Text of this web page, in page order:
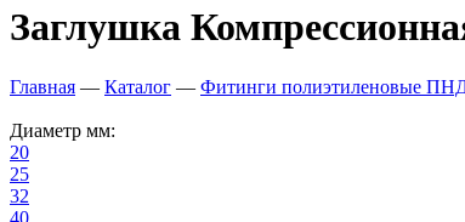
Заглушка
Главная — Каталог — Фитинги полиэтиленовые
Диаметр мм:
20
25
32
40